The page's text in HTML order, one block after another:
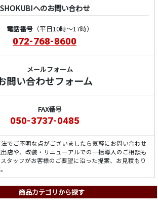
SHOKUBIへのお問い合わせ
電話番号（平日10時～17時）
072-768-8600
メールフォーム
問い合わせフォーム
FAX番号
050-3737-0485
でご不明な点がございましたら気軽にお問い合わせ
店や、改装・リニューアルでの一括導入のご相談も
タッフがお客様のご要望に沿った提案、お見積もり
商品カテゴリから探す